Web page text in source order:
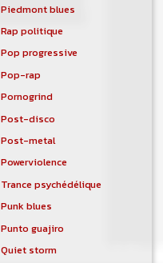
Piedmont blues
Rap politique
Pop progressive
Pop-rap
Pornogrind
Post-disco
Post-metal
Powerviolence
Trance psychédélique
Punk blues
Punto guajiro
Quiet storm